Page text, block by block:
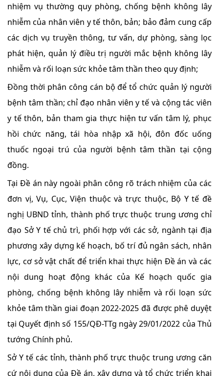
nhiệm vụ thường quy phòng, chống bệnh không lây
nhiễm của nhân viên y tế thôn, bản; bảo đảm cung cấp
các dịch vụ truyền thông, tư vấn, dự phòng, sàng lọc
phát hiện, quản lý điều trị người mắc bệnh không lây
nhiễm và rối loạn sức khỏe tâm thần theo quy định;
Đồng thời phân công cán bộ để tổ chức quản lý người
bệnh tâm thần; chỉ đạo nhân viên y tế và cộng tác viên
y tế thôn, bản tham gia thực hiện tư vấn tâm lý, phục
hồi chức năng, tái hòa nhập xã hội, đôn đốc uống
thuốc ngoại trú của người bệnh tâm thần tại cộng
đồng.
Tại Đề án này ngoài phân công rõ trách nhiệm của các
đơn vị, Vụ, Cục, Viện thuộc và trực thuộc, Bộ Y tế đề
nghị UBND tỉnh, thành phố trực thuộc trung ương chỉ
đạo Sở Y tế chủ trì, phối hợp với các sở, ngành tại địa
phương xây dựng kế hoạch, bố trí đủ ngân sách, nhân
lực, cơ sở vật chất để triển khai thực hiện Đề án và các
nội dung hoạt động khác của Kế hoạch quốc gia
phòng, chống bệnh không lây nhiễm và rối loạn sức
khỏe tâm thần giai đoạn 2022-2025 đã được phê duyệt
tại Quyết định số 155/QĐ-TTg ngày 29/01/2022 của Thủ
tướng Chính phủ.
Sở Y tế các tỉnh, thành phố trực thuộc trung ương căn
cứ nội dung của Đề án, xây dựng và tổ chức triển khai